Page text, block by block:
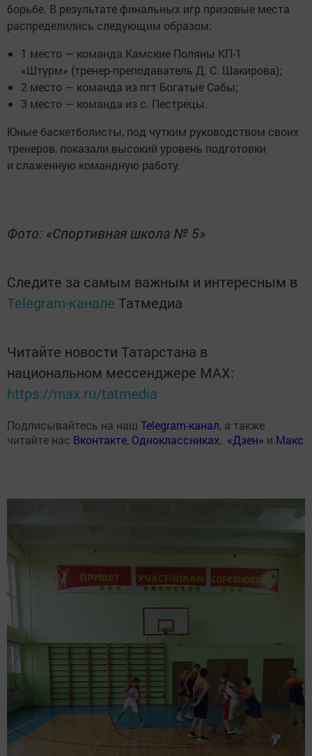
борьбе. В результате финальных игр призовые места
распределились следующим образом:
1 место — команда Камские Поляны КП-1
«Штурм» (тренер-преподаватель Д. С. Шакирова);
2 место — команда из пгт Богатые Сабы;
3 место — команда из с. Пестрецы.
Юные баскетболисты, под чутким руководством своих
тренеров, показали высокий уровень подготовки
и слаженную командную работу.
Фото: «Спортивная школа № 5»
Следите за самым важным и интересным в
Telegram-канале Татмедиа
Читайте новости Татарстана в
национальном мессенджере MАХ:
https://max.ru/tatmedia
Подписывайтесь на наш Telegram-канал, а также
читайте нас Вконтакте, Одноклассниках, «Дзен» и Макс